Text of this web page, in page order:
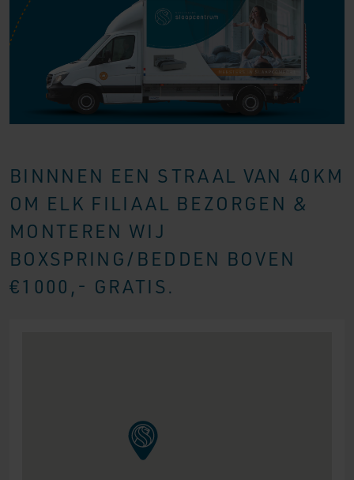
BINNNEN EEN STRAAL VAN 40KM
OM ELK FILIAAL BEZORGEN &
MONTEREN WIJ
BOXSPRING/BEDDEN BOVEN
€1000,- GRATIS.